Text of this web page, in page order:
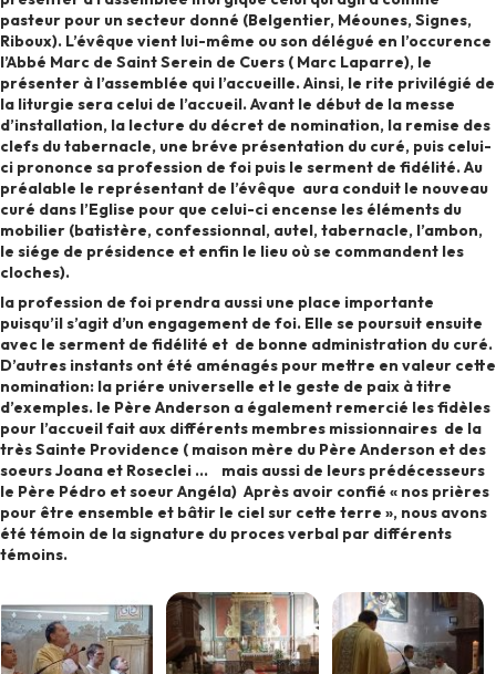
pasteur pour un secteur donné (Belgentier, Méounes, Signes,
Riboux). L’évêque vient lui-même ou son délégué en l’occurence
l’Abbé Marc de Saint Serein de Cuers ( Marc Laparre), le
présenter à l’assemblée qui l’accueille. Ainsi, le rite privilégié de
la liturgie sera celui de l’accueil. Avant le début de la messe
d’installation, la lecture du décret de nomination, la remise des
clefs du tabernacle, une bréve présentation du curé, puis celui-
ci prononce sa profession de foi puis le serment de fidélité. Au
préalable le représentant de l’évêque aura conduit le nouveau
curé dans l’Eglise pour que celui-ci encense les éléments du
mobilier (batistère, confessionnal, autel, tabernacle, l’ambon,
le siége de présidence et enfin le lieu où se commandent les
cloches).
la profession de foi prendra aussi une place importante
puisqu’il s’agit d’un engagement de foi. Elle se poursuit ensuite
avec le serment de fidélité et de bonne administration du curé.
D’autres instants ont été aménagés pour mettre en valeur cette
nomination: la priére universelle et le geste de paix à titre
d’exemples. le Père Anderson a également remercié les fidèles
pour l’accueil fait aux différents membres missionnaires de la
très Sainte Providence ( maison mère du Père Anderson et des
soeurs Joana et Roseclei … mais aussi de leurs prédécesseurs
le Père Pédro et soeur Angéla) Après avoir confié « nos prières
pour être ensemble et bâtir le ciel sur cette terre », nous avons
été témoin de la signature du proces verbal par différents
témoins.